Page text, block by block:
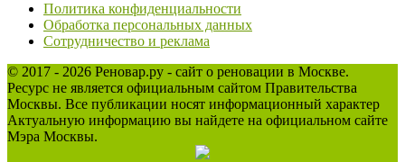
Политика конфиденциальности
Обработка персональных данных
Сотрудничество и реклама
© 2017 - 2026 Реновар.ру - сайт о реновации в Москве.
Ресурс не является официальным сайтом Правительства
Москвы. Все публикации носят информационный характер
Актуальную информацию вы найдете на официальном сайте
Мэра Москвы.